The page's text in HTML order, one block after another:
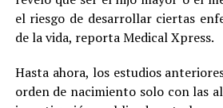
el riesgo de desarrollar ciertas
de la vida, reporta Medical Xpress.
Hasta ahora, los estudios
orden de nacimiento solo con las